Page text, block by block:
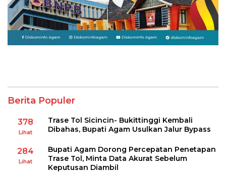
Berita Populer
378
Lihat
Trase Tol Sicincin- Bukittinggi Kembali
Dibahas, Bupati Agam Usulkan Jalur Bypass
284
Lihat
Bupati Agam Dorong Percepatan Penetapan
Trase Tol, Minta Data Akurat Sebelum
Keputusan Diambil